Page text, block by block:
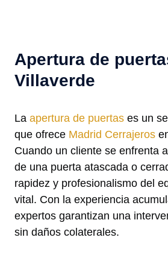
Apertura de
Villaverde
La apertura de puertas es un
que ofrece Madrid Cerrajeros
Cuando un cliente se enfrenta
de una puerta atascada o
rapidez y profesionalismo del
vital. Con la experiencia
expertos garantizan una
sin daños colaterales.